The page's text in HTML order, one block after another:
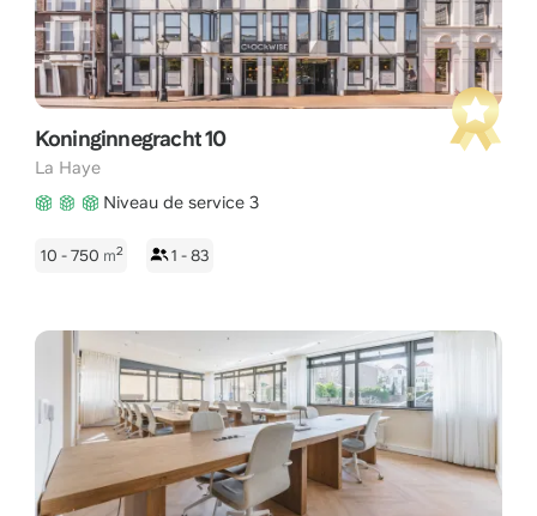
Koninginnegracht 10
La Haye
Niveau de service 3
10 - 750 m2 1 - 83